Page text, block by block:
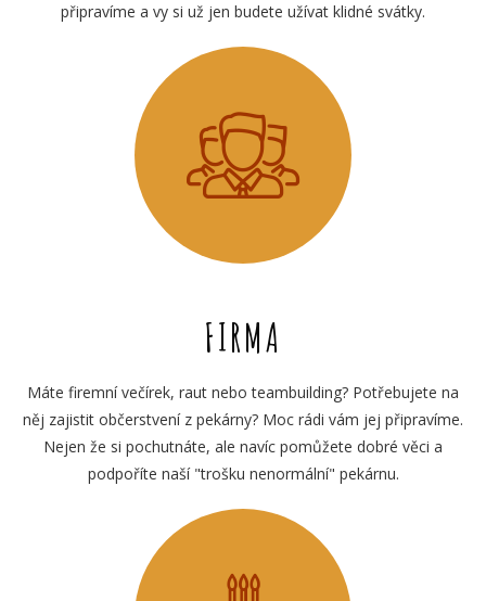
připravíme a vy si už jen budete užívat klidné svátky.
FIRMA
Máte firemní večírek, raut nebo teambuilding? Potřebujete na
něj zajistit občerstvení z pekárny? Moc rádi vám jej připravíme.
Nejen že si pochutnáte, ale navíc pomůžete dobré věci a
podpoříte naší "trošku nenormální" pekárnu.